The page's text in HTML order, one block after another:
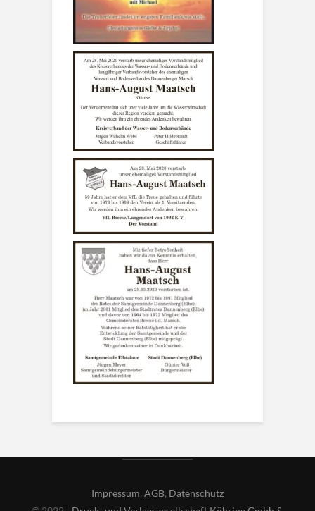
Impressum, AGB, Datenschutz